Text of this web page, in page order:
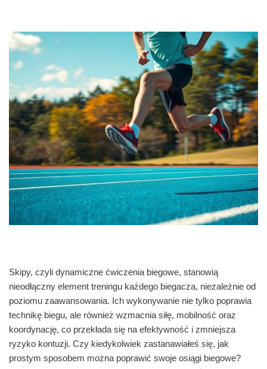
Skipy, czyli dynamiczne ćwiczenia biegowe, stanowią
nieodłączny element treningu każdego biegacza, niezależnie od
poziomu zaawansowania. Ich wykonywanie nie tylko poprawia
technikę biegu, ale również wzmacnia siłę, mobilność oraz
koordynację, co przekłada się na efektywność i zmniejsza
ryzyko kontuzji. Czy kiedykolwiek zastanawiałeś się, jak
prostym sposobem można poprawić swoje osiągi biegowe?